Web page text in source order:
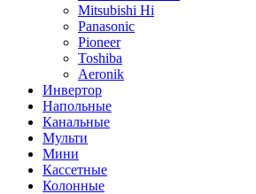
Mitsubishi Hi
Panasonic
Pioneer
Toshiba
Аeronik
Инвертор
Напольные
Канальные
Мульти
Мини
Кассетные
Колонные